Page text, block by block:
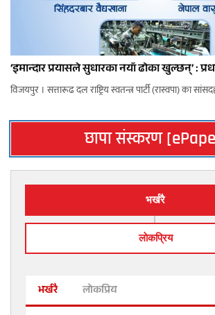
‘इमान्दार प्रयासले सुधारका नयाँ ढोका खुल्छन्’ :
छापा संस्करण
भर्खरै
लाेकप्रिय
भर्खरै लोकप्रिय